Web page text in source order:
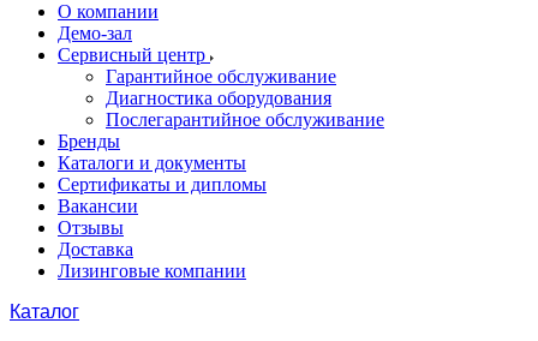
О компании
Демо-зал
Сервисный центр
Гарантийное обслуживание
Диагностика оборудования
Послегарантийное обслуживание
Бренды
Каталоги и документы
Сертификаты и дипломы
Вакансии
Отзывы
Доставка
Лизинговые компании
Каталог